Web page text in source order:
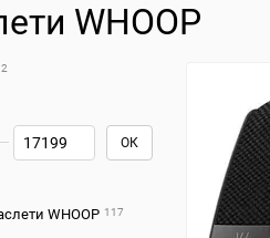
WHOOP
ОК
WHOOP 117